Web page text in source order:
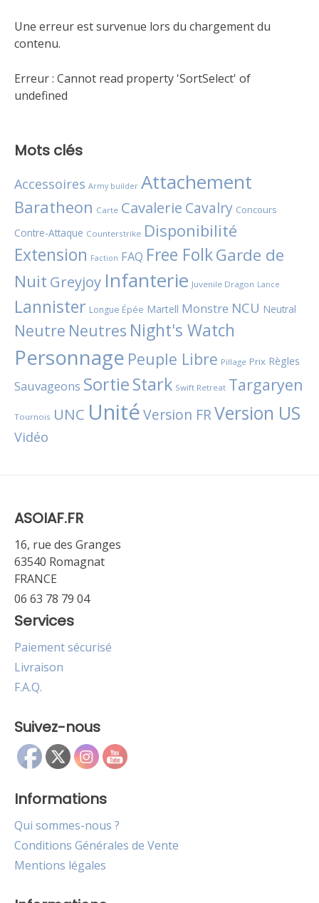
Une erreur est survenue lors du chargement du
contenu.
Erreur : Cannot read property 'SortSelect' of
undefined
Mots clés
Accessoires Army builder Attachement
Baratheon Carte Cavalerie Cavalry Concours
Contre-Attaque Counterstrike Disponibilité
Extension Faction FAQ Free FolkGarde de
Nuit Greyjoy Infanterie Juvenile Dragon Lance
Lannister Longue Épée Martell Monstre NCU Neutral
Neutre Neutres Night's Watch
Personnage Peuple Libre Pillage Prix Règles
Sauvageons SortieStark Swift Retreat Targaryen
Tournois UNC UnitéVersion FRVersion US
Vidéo
ASOIAF.FR
16, rue des Granges
63540 Romagnat
FRANCE
06 63 78 79 04
Services
Paiement sécurisé
Livraison
F.A.Q.
Suivez-nous
Informations
Qui sommes-nous ?
Conditions Générales de Vente
Mentions légales